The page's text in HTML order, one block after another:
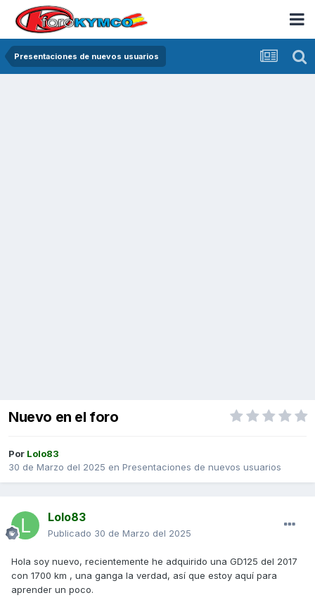
Presentaciones de nuevos usuarios
Nuevo en el foro
Por Lolo83
30 de Marzo del 2025 en Presentaciones de nuevos usuarios
Lolo83
Publicado 30 de Marzo del 2025
Hola soy nuevo, recientemente he adquirido una GD125 del 2017
con 1700 km , una ganga la verdad, así que estoy aquí para
aprender un poco.